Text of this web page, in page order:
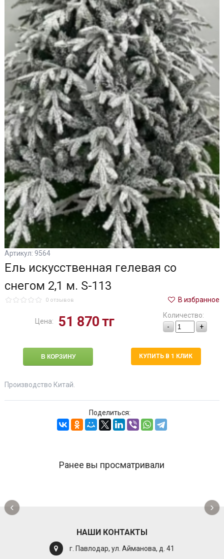
Артикул: 9564
Ель искусственная гелевая со
снегом 2,1 м. S-113
0 отзывов В избранное
Цена: 51 870тг
Количество:
-
+
КУПИТЬ В 1 КЛИК
Производство Китай.
Поделиться:
Ранее вы просматривали
‹ ›
НАШИ КОНТАКТЫ
г. Павлодар, ул. Айманова, д. 41